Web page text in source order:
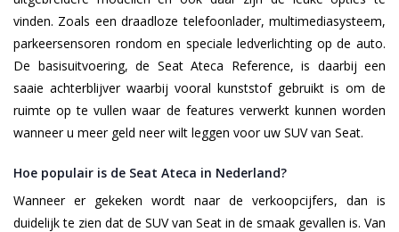
vinden. Zoals een draadloze telefoonlader, multimediasysteem,
parkeersensoren rondom en speciale ledverlichting op de auto.
De basisuitvoering, de Seat Ateca Reference, is daarbij een
saaie achterblijver waarbij vooral kunststof gebruikt is om de
ruimte op te vullen waar de features verwerkt kunnen worden
wanneer u meer geld neer wilt leggen voor uw SUV van Seat.
Hoe populair is de Seat Ateca in Nederland?
Wanneer er gekeken wordt naar de verkoopcijfers, dan is
duidelijk te zien dat de SUV van Seat in de smaak gevallen is. Van